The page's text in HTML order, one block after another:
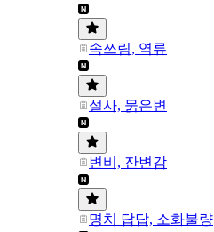
속쓰림, 역류
설사, 묽은변
변비, 잔변감
명치 답답, 소화불량